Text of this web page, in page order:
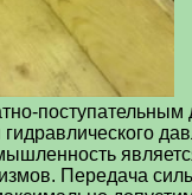
Передача